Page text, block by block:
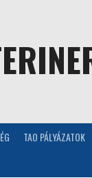
TAO PÁLYÁZATOK